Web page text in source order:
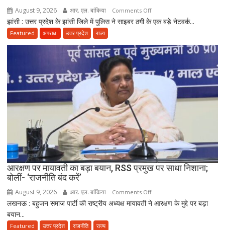
जताई
August 9, 2026 आर. एल. बांकिया Comments Offon
झांसी
साइबर
ठगी
बड़ा
ध्वस्त,
तीन
से
23
आरोपी
गिरफ्तार
झांसी : उत्तर प्रदेश के झांसी जिले में पुलिस ने साइबर ठगी के एक बड़े नेटवर्क...
Featured अपराध उत्तर प्रदेश राज्य
आरक्षण पर मायावती का बड़ा बयान, RSS प्रमुख पर साधा निशाना;
बोलीं- ‘राजनीति बंद करें’
August 9, 2026 आर. एल. बांकिया Comments Offon
आरक्षण
लखनऊ : बहुजन समाज पार्टी की राष्ट्रीय अध्यक्ष मायावती ने आरक्षण के मुद्दे पर बड़ा
बयान...
Featured उत्तर प्रदेश राजनीति राज्य